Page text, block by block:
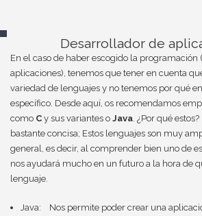
Desarrollador de
En el caso de haber escogido la programación
aplicaciones), tenemos que tener en cuenta
variedad de lenguajes y no tenemos por qué
específico. Desde aquí, os recomendamos
como C y sus variantes o Java. ¿Por qué
bastante concisa; Estos lenguajes son muy
general, es decir, al comprender bien uno de
nos ayudará mucho en un futuro a la hora de
lenguaje.
Java: Nos permite poder crear una